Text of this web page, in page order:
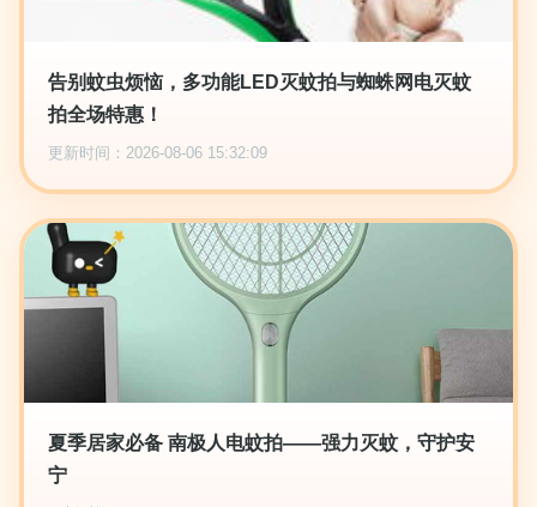
告别蚊虫烦恼，多功能LED灭蚊拍与蜘蛛网电灭蚊
拍全场特惠！
更新时间：2026-08-06 15:32:09
夏季居家必备 南极人电蚊拍——强力灭蚊，守护安
宁